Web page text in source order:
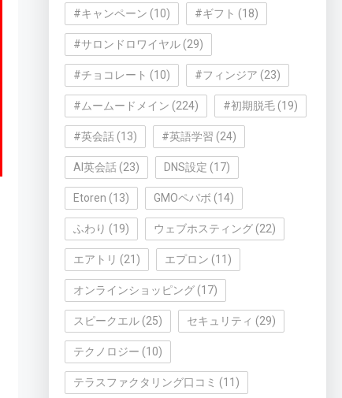
#キャンペーン (10) #ギフト (18)
#サロンドロワイヤル(29)
#チョコレート (10) #フィンジア (23)
#ムームードメイン (224) #初期脱毛(19)
#英会話(13) #英語学習 (24)
AI英会話(23) DNS設定 (17)
Etoren (13) GMOペパボ (14)
ふわり (19) ウェブホスティング(22)
エアトリ (21) エプロン (11)
オンラインショッピング(17)
スピークエル(25) セキュリティ (29)
テクノロジー (10)
テラスファクタリング口コミ (11)